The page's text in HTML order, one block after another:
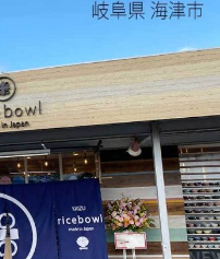
葉プレート
んぶり
松助 蕎麦猪口